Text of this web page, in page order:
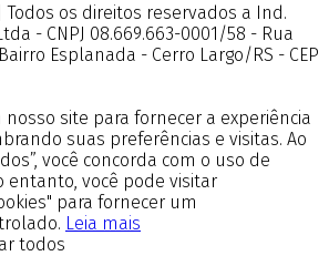
os direitos reservados a Ind.
- CNPJ 08.669.663-0001/58 - Rua
Esplanada - Cerro Largo/RS - CEP
nosso site para fornecer a experiência
suas preferências e visitas. Ao
você concorda com o uso de
entanto, você pode visitar
para fornecer um
Leia mais
todos